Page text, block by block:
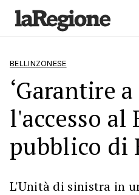
BELLINZONESE
‘Garantire
l'accesso al
pubblico di
L'Unità di sinistra in